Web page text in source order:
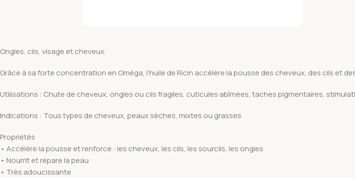
Ongles, cils, visage et cheveux.
Grâce à sa forte concentration en Oméga, l’huile de Ricin accélére la pousse des cheveux, des cils et
Utilisations : Chute de cheveux, ongles ou cils fragiles, cuticules abîmées, taches pigmentaires,
Indications : Tous types de cheveux, peaux sèches, mixtes ou grasses
Propriétés
• Accélére la pousse et renforce : les cheveux, les cils, les sourcils, les ongles
• Nourrit et répare la peau
• Très adoucissante